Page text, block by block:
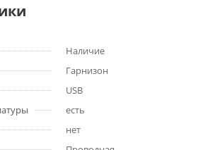
Наличие
Гарнизон
USB
есть
нет